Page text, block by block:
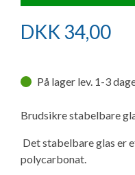
Adria Astella
Next
Hobby Prestige
Ny campingvogn -
Finansiering af
Forsikring af
Brugte telte og
Isabella Fortelte
Camping erhverv
Adria Coral
Internet i
Gas-komfort i
E-trailer
Byvand -
GRØN
DKK 34,00
På lager lev. 1-3
Brudsikre stabelbare
Det stabelbare glas er
polycarbonat.